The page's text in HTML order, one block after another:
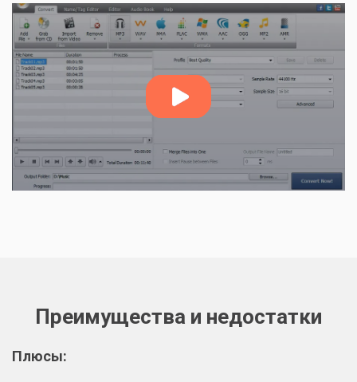
Преимущества и недостатки
Плюсы: